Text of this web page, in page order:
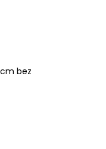
bez